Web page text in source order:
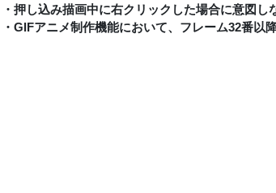
・押し込み描画中に右クリックした場合に意図
・GIFアニメ制作機能において、フレーム32番以